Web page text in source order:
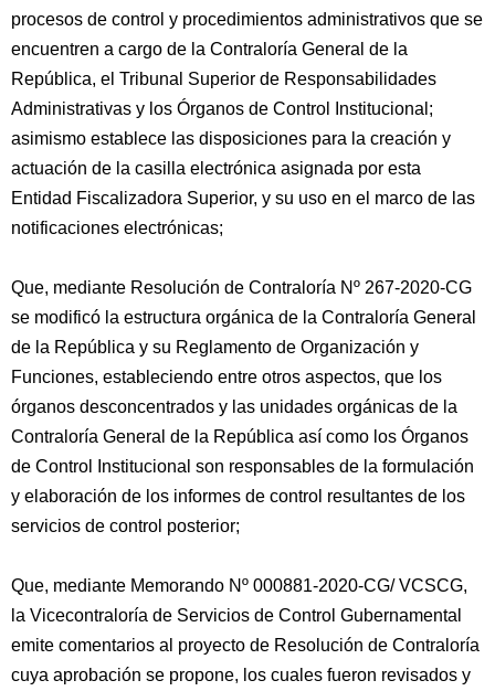
procesos de control y procedimientos administrativos que se
encuentren a cargo de la Contraloría General de la
República, el Tribunal Superior de Responsabilidades
Administrativas y los Órganos de Control Institucional;
asimismo establece las disposiciones para la creación y
actuación de la casilla electrónica asignada por esta
Entidad Fiscalizadora Superior, y su uso en el marco de las
notificaciones electrónicas;
Que, mediante Resolución de Contraloría Nº 267-2020-CG
se modificó la estructura orgánica de la Contraloría General
de la República y su Reglamento de Organización y
Funciones, estableciendo entre otros aspectos, que los
órganos desconcentrados y las unidades orgánicas de la
Contraloría General de la República así como los Órganos
de Control Institucional son responsables de la formulación
y elaboración de los informes de control resultantes de los
servicios de control posterior;
Que, mediante Memorando Nº 000881-2020-CG/ VCSCG,
la Vicecontraloría de Servicios de Control Gubernamental
emite comentarios al proyecto de Resolución de Contraloría
cuya aprobación se propone, los cuales fueron revisados y